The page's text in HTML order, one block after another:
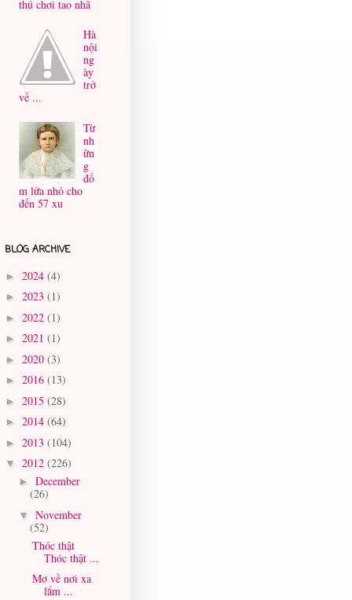
thú chơi tao nhã
Hà
nội
ng
ày
trở
về ...
Từ
nh
ữn
g
đố
m lửa nhỏ cho
đến 57 xu
BLOG ARCHIVE
► 2024 (4)
► 2023 (1)
► 2022 (1)
► 2021 (1)
► 2020 (3)
► 2016 (13)
► 2015 (28)
► 2014 (64)
► 2013 (104)
▼ 2012 (226)
► December
(26)
▼
November
(52)
Thóc thật
Thóc thật ...
Mơ về nơi xa
lắm ...